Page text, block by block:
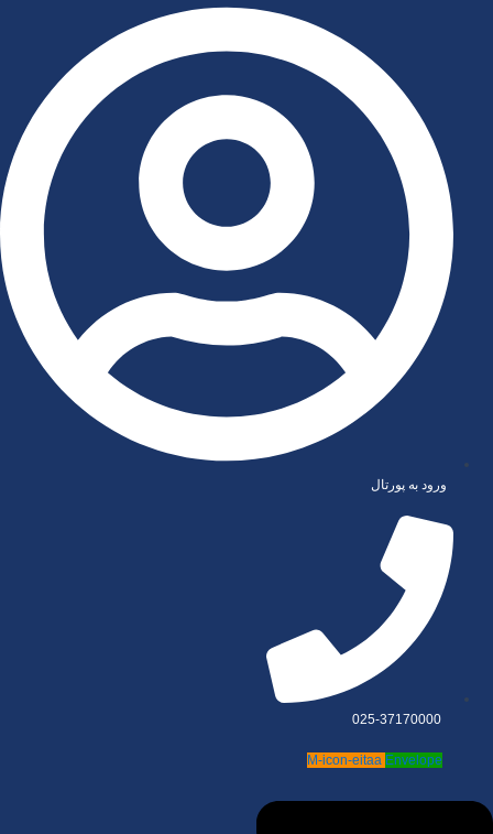
ورود به پورتال
025-37170000
M-icon-eitaa Envelope